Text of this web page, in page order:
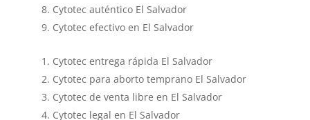
Cytotec auténtico El Salvador
Cytotec efectivo en El Salvador
Cytotec entrega rápida El Salvador
Cytotec para aborto temprano El Salvador
Cytotec de venta libre en El Salvador
Cytotec legal en El Salvador